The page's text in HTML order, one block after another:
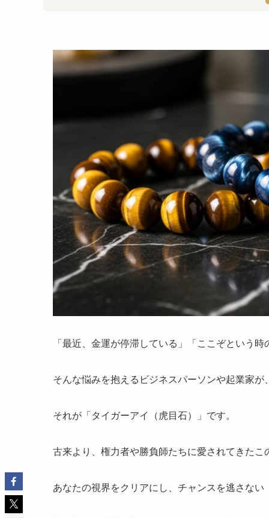
「最近、金運が停滞している」「ここぞという
そんな悩みを抱えるビジネスパーソンや起業家
それが「タイガーアイ（虎目石）」です。
古来より、権力者や勝負師たちに愛されてきた
あなたの視界をクリアにし、チャンスを逃さな